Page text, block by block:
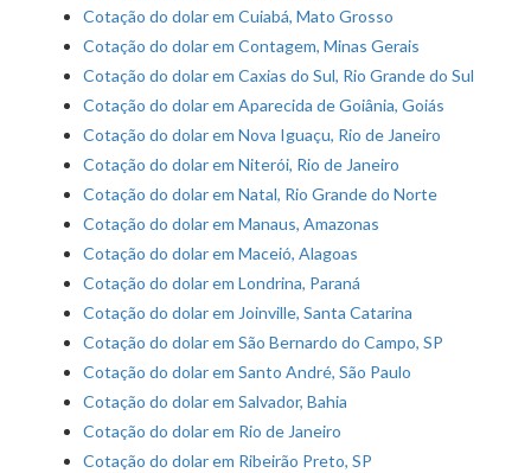
Cotação do dolar em Cuiabá, Mato Grosso
Cotação do dolar em Contagem, Minas Gerais
Cotação do dolar em Caxias do Sul, Rio Grande do Sul
Cotação do dolar em Aparecida de Goiânia, Goiás
Cotação do dolar em Nova Iguaçu, Rio de Janeiro
Cotação do dolar em Niterói, Rio de Janeiro
Cotação do dolar em Natal, Rio Grande do Norte
Cotação do dolar em Manaus, Amazonas
Cotação do dolar em Maceió, Alagoas
Cotação do dolar em Londrina, Paraná
Cotação do dolar em Joinville, Santa Catarina
Cotação do dolar em São Bernardo do Campo, SP
Cotação do dolar em Santo André, São Paulo
Cotação do dolar em Salvador, Bahia
Cotação do dolar em Rio de Janeiro
Cotação do dolar em Ribeirão Preto, SP